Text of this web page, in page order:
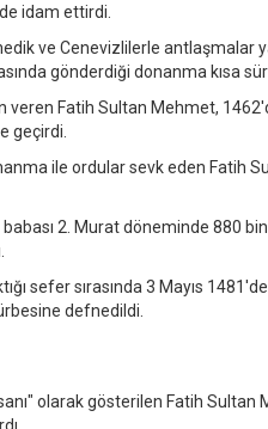
idam ettirdi.
ve Cenevizlilerle antlaşmalar
gönderdiği donanma kısa
Fatih Sultan Mehmet,
geçirdi.
ile ordular sevk eden Fatih
2. Murat döneminde 880
sefer sırasında 3 Mayıs
defnedildi.
olarak gösterilen Fatih